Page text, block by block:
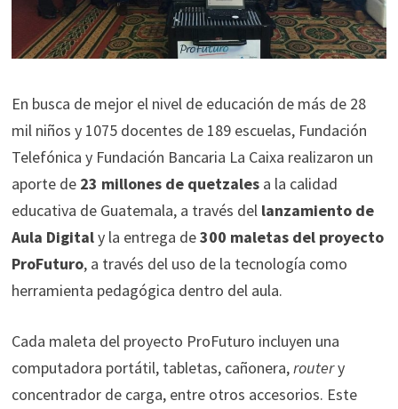
En busca de mejor el nivel de educación de más de 28
mil niños y 1075 docentes de 189 escuelas, Fundación
Telefónica y Fundación Bancaria La Caixa realizaron un
aporte de 23 millones de quetzalesa la calidad
educativa de Guatemala, a través del lanzamiento de
Aula Digitaly la entrega de300 maletas del proyecto
ProFuturo, a través del uso de la tecnología como
herramienta pedagógica dentro del aula.
Cada maleta del proyecto ProFuturo incluyen una
computadora portátil, tabletas, cañonera,routery
concentrador de carga, entre otros accesorios. Este